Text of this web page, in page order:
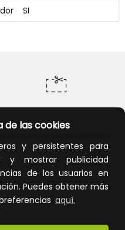
de las cookies
y persistentes para
y mostrar publicidad
de los usuarios en
Puedes obtener más
aquí.
SI
Descuentos
Pago seguro